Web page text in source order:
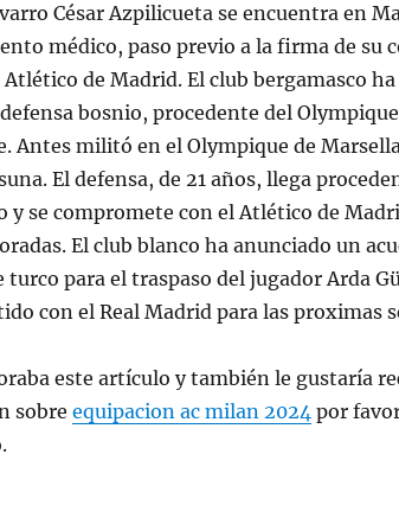
César Azpilicueta se encuentra en
médico, paso previo a la firma de su
de Madrid. El club bergamasco
bosnio, procedente del
Antes militó en el Olympique de
El defensa, de 21 años, llega
y se compromete con el Atlético de
El club blanco ha anunciado un
turco para el traspaso del jugador Arda
con el Real Madrid para las proximas
este artículo y también le gustaría
sobre equipacion ac milan 2024por